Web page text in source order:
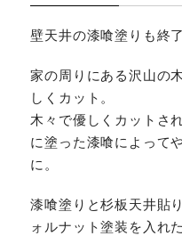
壁天井の漆喰塗りも終
家の周りにある沢山の
しくカット。
木々で優しくカットさ
に塗った漆喰によって
に。
漆喰塗りと杉板天井貼
ォルナット塗装を入れ